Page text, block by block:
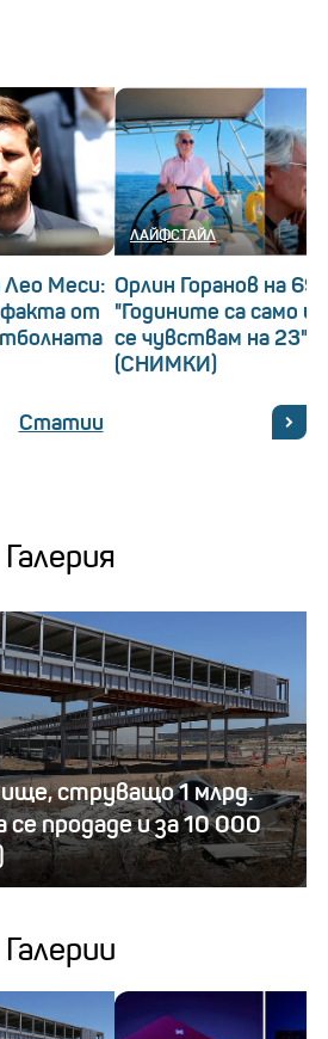
Лео Меси:
факта от
ЛАЙФСТАЙЛ
Орлин Горанов на 69!
"Годините са само
се чувствам на 23"
(СНИМКИ)
Статии
Галерия
струващо 1 млрд.
се продаде и за 10 000
Галерии